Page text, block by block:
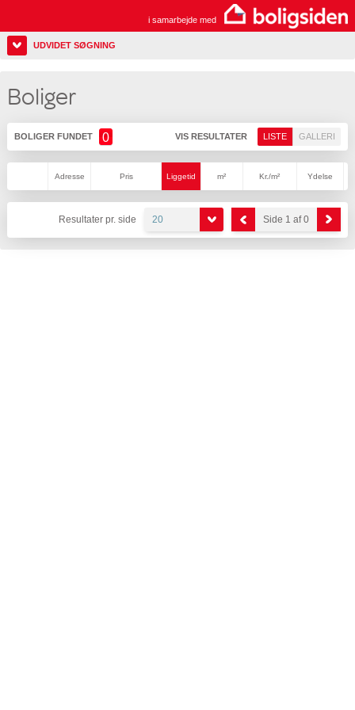
i samarbejde med
UDVIDET SØGNING
Boliger
BOLIGER FUNDET 0 VIS RESULTATER LISTE GALLERI
Adresse Pris Liggetid m² Kr./m² Ydelse
Resultater pr. side 20 Side 1 af 0